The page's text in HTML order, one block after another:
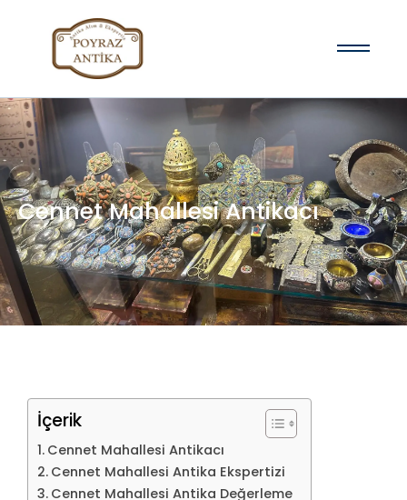
Cennet Mahallesi Antikacı
İçerik
Cennet Mahallesi Antikacı
Cennet Mahallesi Antika Ekspertizi
Cennet Mahallesi Antika Değerleme